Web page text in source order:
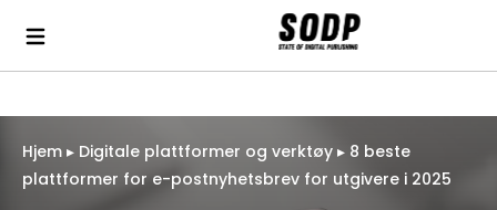
Hjem ▸ Digitale plattformer og verktøy ▸ 8 beste
plattformer for e-postnyhetsbrev for utgivere i 2025